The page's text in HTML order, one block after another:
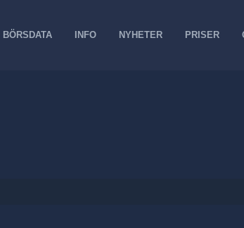
BÖRSDATA INFO NYHETER PRISER